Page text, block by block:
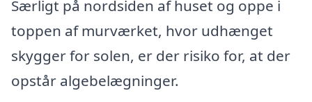
Særligt på nordsiden af huset og oppe i
toppen af murværket, hvor udhænget
skygger for solen, er der risiko for, at der
opstår algebelægninger.